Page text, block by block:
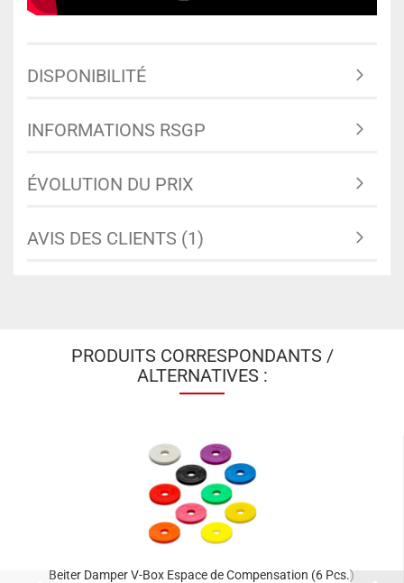
DISPONIBILITÉ
INFORMATIONS RSGP
ÉVOLUTION DU PRIX
AVIS DES CLIENTS (1)
PRODUITS CORRESPONDANTS /
ALTERNATIVES :
Beiter Damper V-Box Espace de Compensation (6 Pcs.)